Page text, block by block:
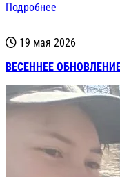
Подробнее
19 мая 2026
ВЕСЕННЕЕ